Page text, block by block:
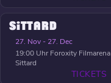
SITTARD
27. Nov - 27. Dec
19:00 Uhr Foroxity Filmarena
Sittard
TICKETS